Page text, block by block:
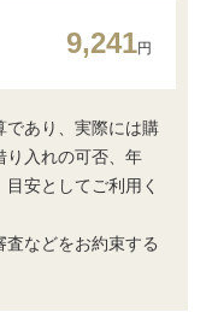
9,241円
あり、実際には購
り入れの可否、年
安としてご利用く
などをお約束する